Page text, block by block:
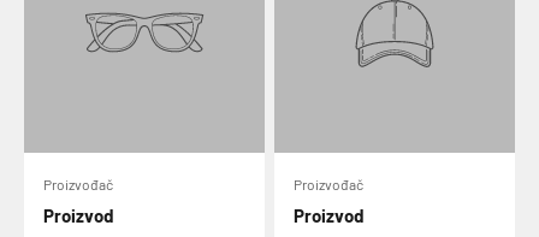
Proizvođač
Proizvod
Proizvođač
Proizvod